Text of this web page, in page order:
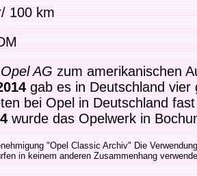
100 km
Opel AGzum amerikanischen
gab es in Deutschland
bei Opel in Deutschland
wurde das Opelwerk in
"Opel Classic Archiv" Die
in keinem anderen Zusammenhang